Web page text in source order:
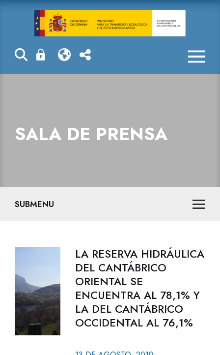
Sala de prensa
SALA DE PRENSA
SUBMENU
LA RESERVA HIDRÁULICA
DEL CANTÁBRICO
ORIENTAL SE
ENCUENTRA AL 78,1% Y
LA DEL CANTÁBRICO
OCCIDENTAL AL 76,1%